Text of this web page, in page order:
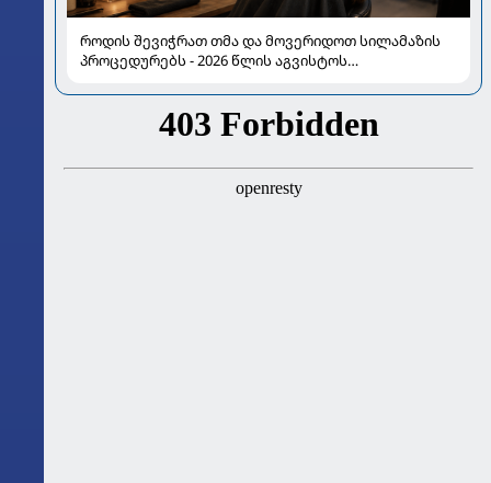
როდის შევიჭრათ თმა და მოვერიდოთ სილამაზის
პროცედურებს - 2026 წლის აგვისტოს